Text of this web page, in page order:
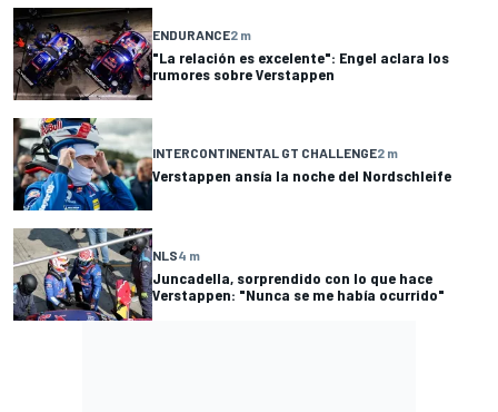
ENDURANCE2 m
"La relación es excelente": Engel aclara los
rumores sobre Verstappen
INTERCONTINENTAL GT CHALLENGE2 m
Verstappen ansía la noche del Nordschleife
NLS4 m
Juncadella, sorprendido con lo que hace
Verstappen: "Nunca se me había ocurrido"